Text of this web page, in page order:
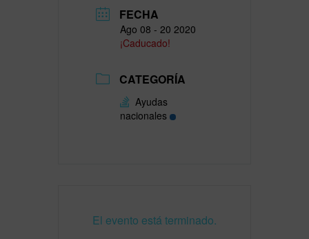
FECHA
Ago 08 - 20 2020
¡Caducado!
CATEGORÍA
Ayudas
nacionales
El evento está terminado.